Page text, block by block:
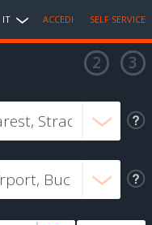
IT ACCEDI SELF SERVICE